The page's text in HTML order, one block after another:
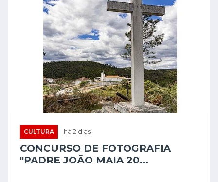
CULTURA há 2 dias
CONCURSO DE FOTOGRAFIA
"PADRE JOÃO MAIA 20...